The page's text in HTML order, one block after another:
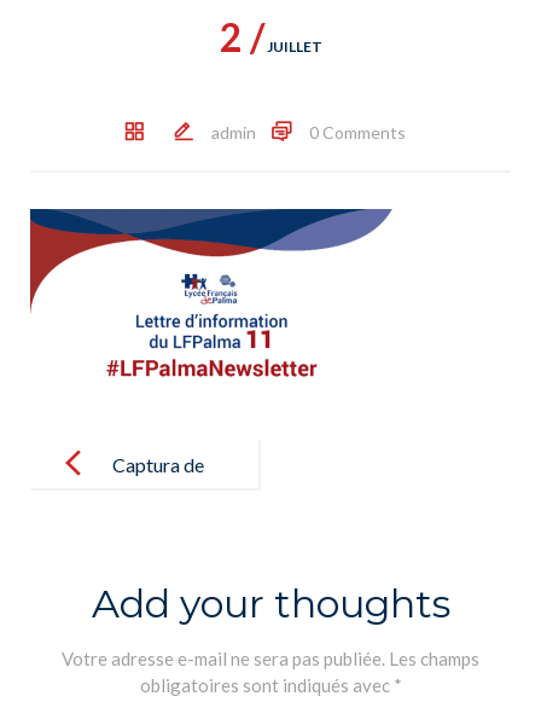
2 /JUILLET
admin 0 Comments
navigationCaptura de
Add your thoughts
Votre adresse e-mail ne sera pas publiée. Les champs
obligatoires sont indiqués avec *